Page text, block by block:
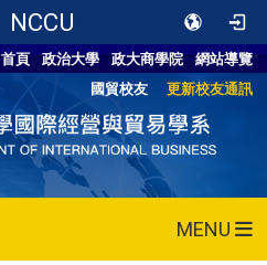
NCCU
首頁 政治大學 政大商學院
網站導覽
國貿校友
更新校友通訊
MENU